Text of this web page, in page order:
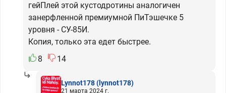
гейПлей этой кустодротины аналогичен
занерфленной премиумной ПиТэшечке 5
уровня - СУ-85И.
Копия, только эта едет быстрее.
8
14
Lynnot178(lynnot178)
21 марта 2024 г.